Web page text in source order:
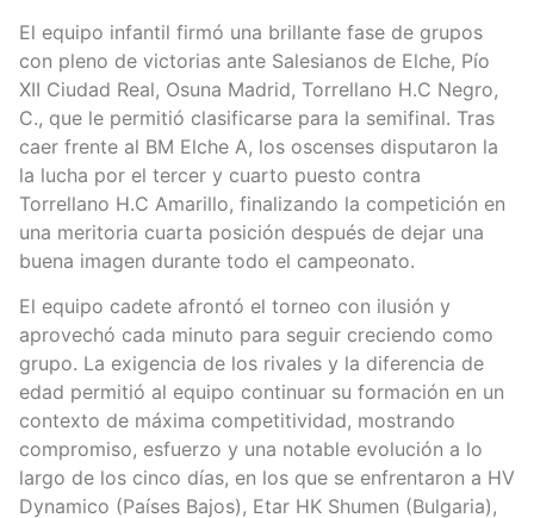
El equipo infantil firmó una brillante fase de grupos
con pleno de victorias ante Salesianos de Elche, Pío
XII Ciudad Real, Osuna Madrid, Torrellano H.C Negro,
C., que le permitió clasificarse para la semifinal. Tras
caer frente al BM Elche A, los oscenses disputaron la
la lucha por el tercer y cuarto puesto contra
Torrellano H.C Amarillo, finalizando la competición en
una meritoria cuarta posición después de dejar una
buena imagen durante todo el campeonato.
El equipo cadete afrontó el torneo con ilusión y
aprovechó cada minuto para seguir creciendo como
grupo. La exigencia de los rivales y la diferencia de
edad permitió al equipo continuar su formación en un
contexto de máxima competitividad, mostrando
compromiso, esfuerzo y una notable evolución a lo
largo de los cinco días, en los que se enfrentaron a HV
Dynamico (Países Bajos), Etar HK Shumen (Bulgaria),